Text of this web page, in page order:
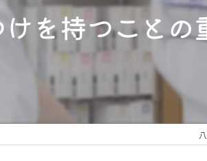
を持つことの